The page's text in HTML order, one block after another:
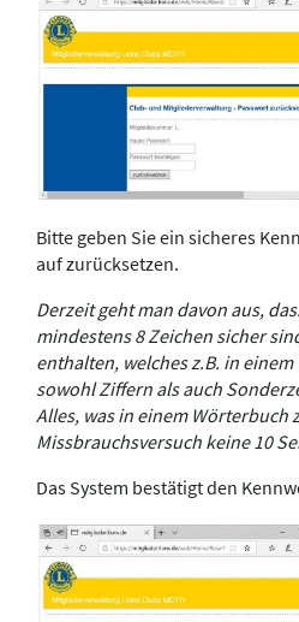
Bitte geben Sie ein sicheres
auf zurücksetzen.
Derzeit geht man davon aus,
mindestens 8 Zeichen sicher
enthalten, welches z.B. in
sowohl Ziffern als auch
Alles, was in einem Wörterbuch
Missbrauchsversuch keine 10
Das System bestätigt den